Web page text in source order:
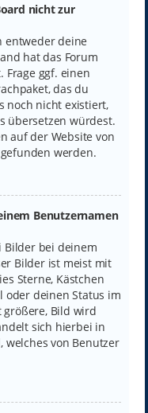
nicht zur
entweder deine
hat das Forum
Frage ggf. einen
das du
noch nicht existiert,
übersetzen würdest.
auf der Website von
werden.
Benutzernamen
Bilder bei deinem
Bilder ist meist mit
Sterne, Kästchen
oder deinen Status im
größere, Bild wird
sich hierbei in
welches von Benutzer